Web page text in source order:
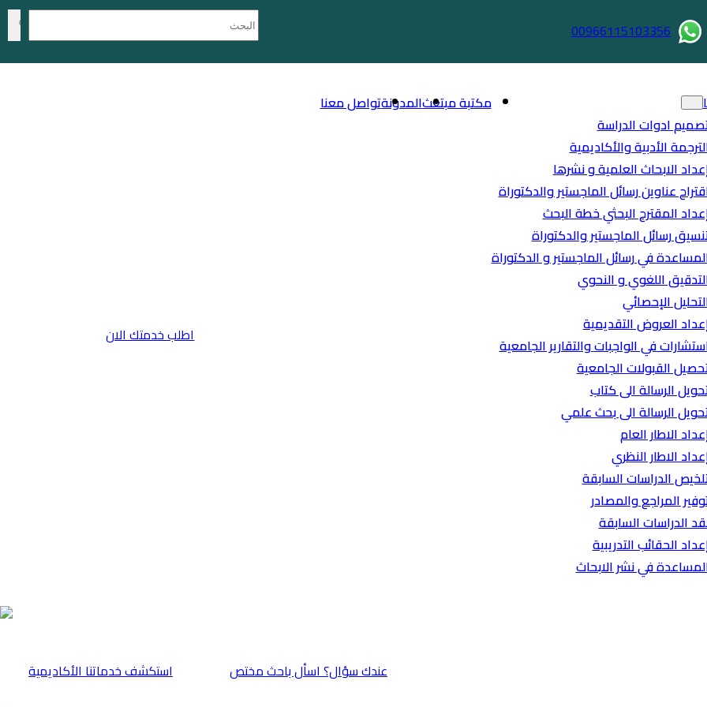
00966115103356
ادوات الدراسة
الأدبية والأكاديمية
الابحاث العلمية و نشرها
عناوين رسائل الماجستير والدكتوراة
المقترح البحثي خطة البحث
رسائل الماجستير والدكتوراة
في رسائل الماجستير و الدكتوراة
اللغوي و النحوي
الإحصائي
العروض التقديمية
في الواجبات والتقارير الجامعية
القبولات الجامعية
الرسالة الى كتاب
الرسالة الى بحث علمي
الاطار العام
الاطار النظري
الدراسات السابقة
المراجع والمصادر
الدراسات السابقة
الحقائب التدريبية
في نشر الابحاث
مكتبة مبتعثالمدونةتواصل معنا
اطلب خدمتك الان
⁠استكشف خدماتنا الأكاديمية عندك سؤال؟ اسأل باحث مختص